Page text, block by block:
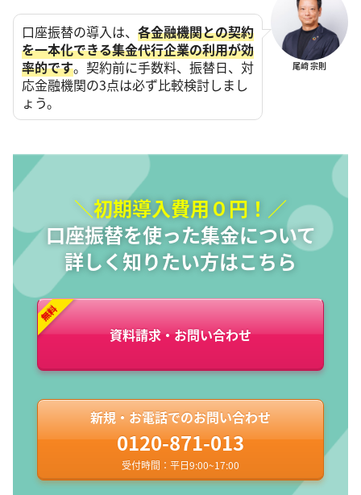
口座振替の導入は、 各金融機関との契約
を一本化できる集金代行企業の利用が効
率的です。契約前に手数料、振替日、対
応金融機関の3点は必ず比較検討しまし
ょう。
尾﨑 宗則
＼初期導入費用０円！／
口座振替を使った集金について
詳しく知りたい方はこちら
資料請求・お問い合わせ
新規・お電話でのお問い合わせ
0120-871-013
受付時間：平日9:00~17:00